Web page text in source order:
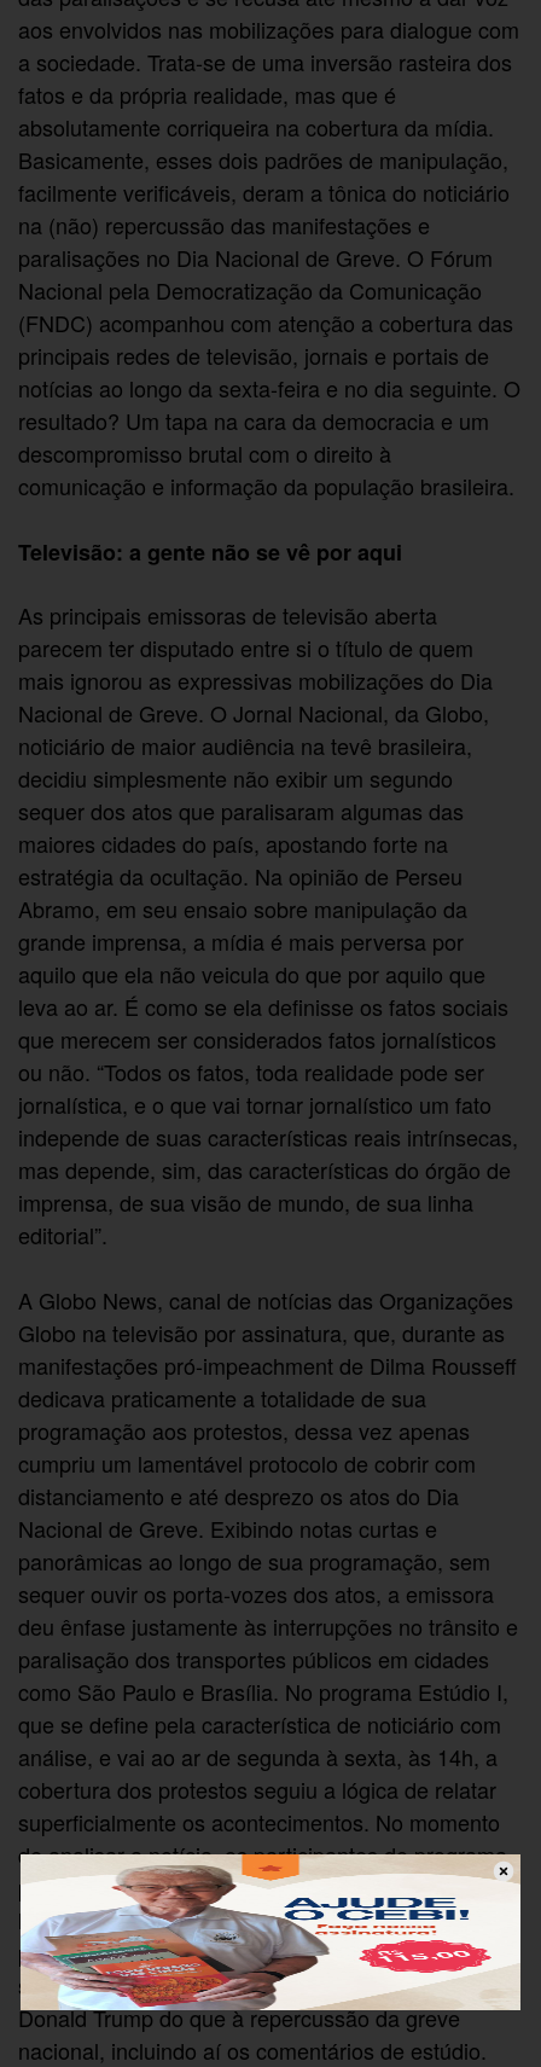
aos envolvidos nas mobilizações para dialogue com
a sociedade. Trata-se de uma inversão rasteira dos
fatos e da própria realidade, mas que é
absolutamente corriqueira na cobertura da mídia.
Basicamente, esses dois padrões de manipulação,
facilmente verificáveis, deram a tônica do noticiário
na (não) repercussão das manifestações e
paralisações no Dia Nacional de Greve. O Fórum
Nacional pela Democratização da Comunicação
(FNDC) acompanhou com atenção a cobertura das
principais redes de televisão, jornais e portais de
notícias ao longo da sexta-feira e no dia seguinte. O
resultado? Um tapa na cara da democracia e um
descompromisso brutal com o direito à
comunicação e informação da população brasileira.
Televisão: a gente não se vê por aqui
As principais emissoras de televisão aberta
parecem ter disputado entre si o título de quem
mais ignorou as expressivas mobilizações do Dia
Nacional de Greve. O Jornal Nacional, da Globo,
noticiário de maior audiência na tevê brasileira,
decidiu simplesmente não exibir um segundo
sequer dos atos que paralisaram algumas das
maiores cidades do país, apostando forte na
estratégia da ocultação. Na opinião de Perseu
Abramo, em seu ensaio sobre manipulação da
grande imprensa, a mídia é mais perversa por
aquilo que ela não veicula do que por aquilo que
leva ao ar. É como se ela definisse os fatos sociais
que merecem ser considerados fatos jornalísticos
ou não. “Todos os fatos, toda realidade pode ser
jornalística, e o que vai tornar jornalístico um fato
independe de suas características reais intrínsecas,
mas depende, sim, das características do órgão de
imprensa, de sua visão de mundo, de sua linha
editorial”.
A Globo News, canal de notícias das Organizações
Globo na televisão por assinatura, que, durante as
manifestações pró-impeachment de Dilma Rousseff
dedicava praticamente a totalidade de sua
programação aos protestos, dessa vez apenas
cumpriu um lamentável protocolo de cobrir com
distanciamento e até desprezo os atos do Dia
Nacional de Greve. Exibindo notas curtas e
panorâmicas ao longo de sua programação, sem
sequer ouvir os porta-vozes dos atos, a emissora
deu ênfase justamente às interrupções no trânsito e
paralisação dos transportes públicos em cidades
como São Paulo e Brasília. No programa Estúdio I,
que se define pela característica de noticiário com
análise, e vai ao ar de segunda à sexta, às 14h, a
cobertura dos protestos seguiu a lógica de relatar
superficialmente os acontecimentos. No momento
de analisar a notícia, os participantes do programa
praticamente ignoraram as causas do protesto e
logo mudaram de assunto. Para se ter uma ideia, o
programa dedicou mais tempo à matéria sobre o
site de dicas econômicas de moda da filha do
Donald Trump do que à repercussão da greve
nacional, incluindo aí os comentários de estúdio.